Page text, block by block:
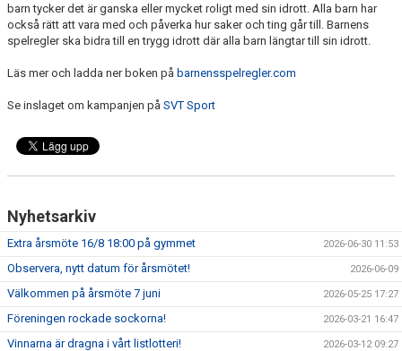
barn tycker det är ganska eller mycket roligt med sin idrott. Alla barn har
också rätt att vara med och påverka hur saker och ting går till. Barnens
spelregler ska bidra till en trygg idrott där alla barn längtar till sin idrott.
Läs mer och ladda ner boken på barnensspelregler.com
Se inslaget om kampanjen på SVT Sport
Nyhetsarkiv
Extra årsmöte 16/8 18:00 på gymmet 2026-06-30 11:53
Observera, nytt datum för årsmötet! 2026-06-09
Välkommen på årsmöte 7 juni 2026-05-25 17:27
Föreningen rockade sockorna! 2026-03-21 16:47
Vinnarna är dragna i vårt listlotteri! 2026-03-12 09:27